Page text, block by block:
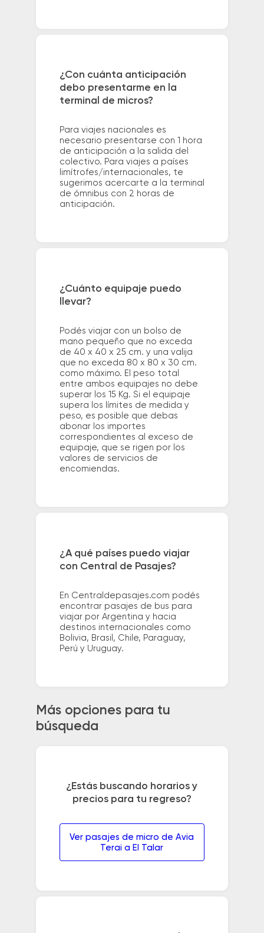
¿Con cuánta anticipación
debo presentarme en la
terminal de micros?
Para viajes nacionales es
necesario presentarse con 1 hora
de anticipación a la salida del
colectivo. Para viajes a países
limítrofes/internacionales, te
sugerimos acercarte a la terminal
de ómnibus con 2 horas de
anticipación.
¿Cuánto equipaje puedo
llevar?
Podés viajar con un bolso de
mano pequeño que no exceda
de 40 x 40 x 25 cm. y una valija
que no exceda 80 x 80 x 30 cm.
como máximo. El peso total
entre ambos equipajes no debe
superar los 15 Kg. Si el equipaje
supera los límites de medida y
peso, es posible que debas
abonar los importes
correspondientes al exceso de
equipaje, que se rigen por los
valores de servicios de
encomiendas.
¿A qué países puedo viajar
con Central de Pasajes?
En Centraldepasajes.com podés
encontrar pasajes de bus para
viajar por Argentina y hacia
destinos internacionales como
Bolivia, Brasil, Chile, Paraguay,
Perú y Uruguay.
Más opciones para tu
búsqueda
¿Estás buscando horarios y
precios para tu regreso?
Ver pasajes de micro de Avia
Terai a El Talar